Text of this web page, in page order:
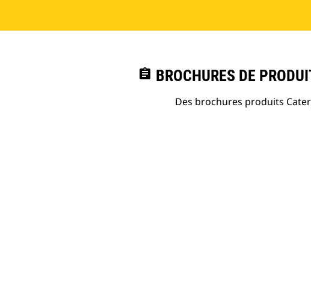
assignment BROCHURES DE
Des brochures produits